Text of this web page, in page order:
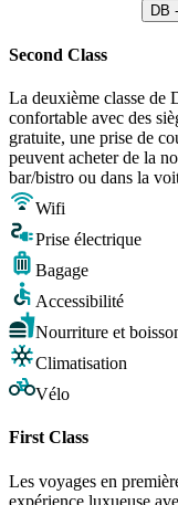
DB
Second Class
La deuxième classe de
confortable avec des
gratuite, une prise de
peuvent acheter de la
bar/bistro ou dans la
Wifi
Prise électrique
Bagage
Accessibilité
Nourriture et
Climatisation
Vélo
First Class
Les voyages en
expérience luxueuse